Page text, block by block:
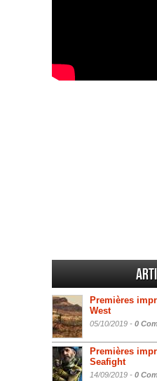
Premières
West
05/10/2019 - 0
Premières
Seafight
14/09/2019 - 0